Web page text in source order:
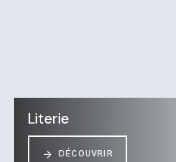
Literie
DÉCOUVRIR